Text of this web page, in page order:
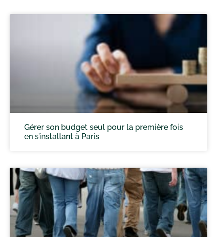
Gérer son budget seul pour la première fois
en s’installant à Paris